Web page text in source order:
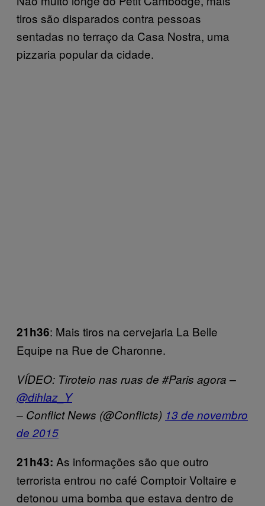
tiros são disparados contra pessoas
sentadas no terraço da Casa Nostra, uma
pizzaria popular da cidade.
21h36: Mais tiros na cervejaria La Belle
Equipe na Rue de Charonne.
VÍDEO: Tiroteio nas ruas de #Paris agora –
@dihlaz_Y
– Conflict News (@Conflicts) 13 de novembro
de 2015
21h43: As informações são que outro
terrorista entrou no café Comptoir Voltaire e
detonou uma bomba que estava dentro de